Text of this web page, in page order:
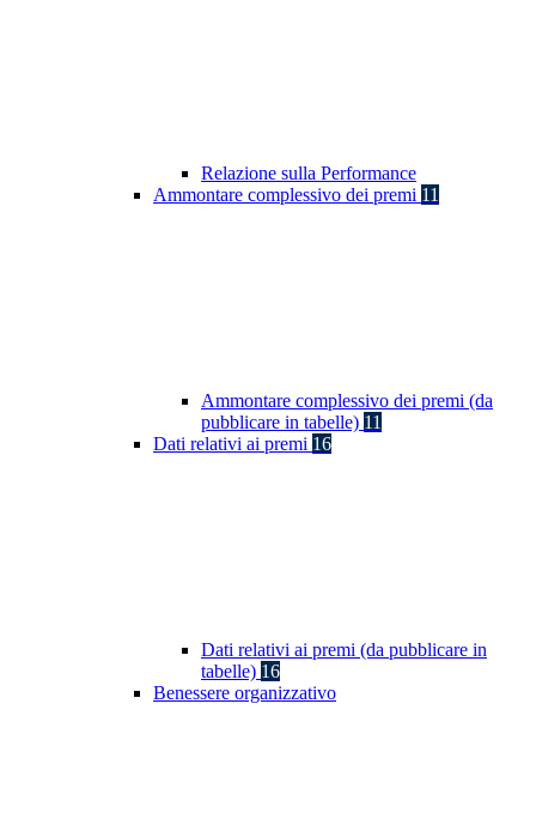
Relazione sulla Performance
Ammontare complessivo dei premi 11
Ammontare complessivo dei premi (da
pubblicare in tabelle) 11
Dati relativi ai premi 16
Dati relativi ai premi (da pubblicare in
tabelle) 16
Benessere organizzativo